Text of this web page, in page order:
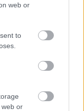
web or
to
web or
megkezdődtek
évadának
Stallone és
a legrosszabb
járó